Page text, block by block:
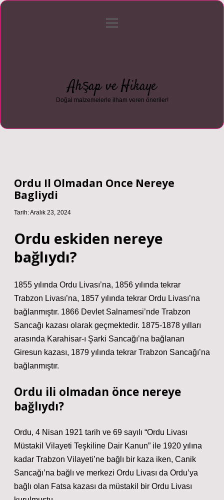
Gizlilik Politikası
menüyü
Ahşap ve Hikaye
Doğal malzemelerle ilham veren öneriler!
Ordu Il Olmadan Once Nereye
Bagliydi
Tarih: Aralık 23, 2024
Ordu eskiden nereye
bağlıydı?
1855 yılında Ordu Livası’na, 1856 yılında tekrar
Trabzon Livası’na, 1857 yılında tekrar Ordu Livası’na
bağlanmıştır. 1866 Devlet Salnamesi’nde Trabzon
Sancağı kazası olarak geçmektedir. 1875-1878 yılları
arasında Karahisar-ı Şarki Sancağı’na bağlanan
Giresun kazası, 1879 yılında tekrar Trabzon Sancağı’na
bağlanmıştır.
Ordu ili olmadan önce nereye
bağlıydı?
Ordu, 4 Nisan 1921 tarih ve 69 sayılı “Ordu Livası
Müstakil Vilayeti Teşkiline Dair Kanun” ile 1920 yılına
kadar Trabzon Vilayeti’ne bağlı bir kaza iken, Canik
Sancağı’na bağlı ve merkezi Ordu Livası da Ordu’ya
bağlı olan Fatsa kazası da müstakil bir Ordu Livası